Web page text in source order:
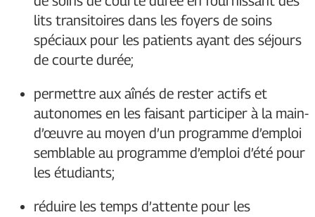
lits transitoires dans les foyers de soins
spéciaux pour les patients ayant des séjours
de courte durée;
permettre aux aînés de rester actifs et
autonomes en les faisant participer à la main-
d’œuvre au moyen d’un programme d’emploi
semblable au programme d’emploi d’été pour
les étudiants;
réduire les temps d’attente pour les